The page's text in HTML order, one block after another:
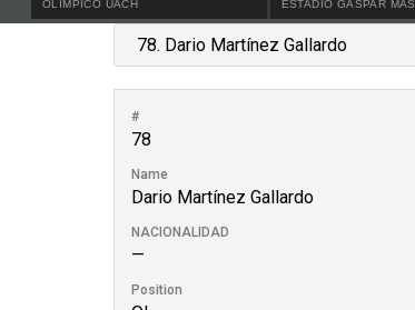
OLÍMPICO UACH ESTADIO GASPAR MAS
#
78
Name
Dario Martínez Gallardo
NACIONALIDAD
—
Position